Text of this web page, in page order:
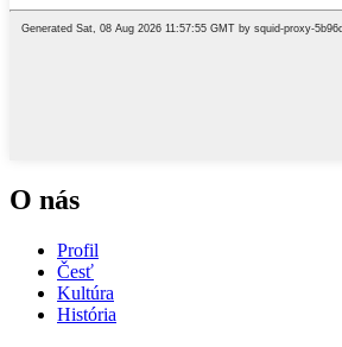
O nás
Profil
Česť
Kultúra
História